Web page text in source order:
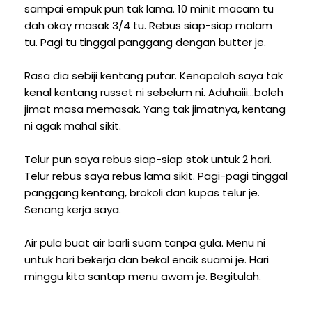
sampai empuk pun tak lama. 10 minit macam tu
dah okay masak 3/4 tu. Rebus siap-siap malam
tu. Pagi tu tinggal panggang dengan butter je.
Rasa dia sebiji kentang putar. Kenapalah saya tak
kenal kentang russet ni sebelum ni. Aduhaiii...boleh
jimat masa memasak. Yang tak jimatnya, kentang
ni agak mahal sikit.
Telur pun saya rebus siap-siap stok untuk 2 hari.
Telur rebus saya rebus lama sikit. Pagi-pagi tinggal
panggang kentang, brokoli dan kupas telur je.
Senang kerja saya.
Air pula buat air barli suam tanpa gula. Menu ni
untuk hari bekerja dan bekal encik suami je. Hari
minggu kita santap menu awam je. Begitulah.